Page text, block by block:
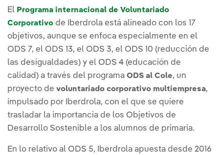
El Programa internacional de Voluntariado
Corporativo de Iberdrola está alineado con los 17
objetivos, aunque se enfoca especialmente en el
ODS 7, el ODS 13, el ODS 3, el ODS 10 (reducción de
las desigualdades) y el ODS 4 (educación de
calidad) a través del programa ODS al Cole, un
proyecto de voluntariado corporativo multiempresa,
impulsado por Iberdrola, con el que se quiere
trasladar la importancia de los Objetivos de
Desarrollo Sostenible a los alumnos de primaria.
En lo relativo al ODS 5, Iberdrola apuesta desde 2016